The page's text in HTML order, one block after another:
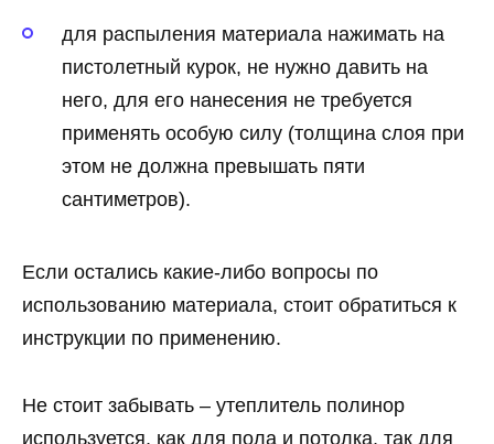
для распыления материала нажимать на
пистолетный курок, не нужно давить на
него, для его нанесения не требуется
применять особую силу (толщина слоя при
этом не должна превышать пяти
сантиметров).
Если остались какие-либо вопросы по
использованию материала, стоит обратиться к
инструкции по применению.
Не стоит забывать – утеплитель полинор
используется, как для пола и потолка, так для